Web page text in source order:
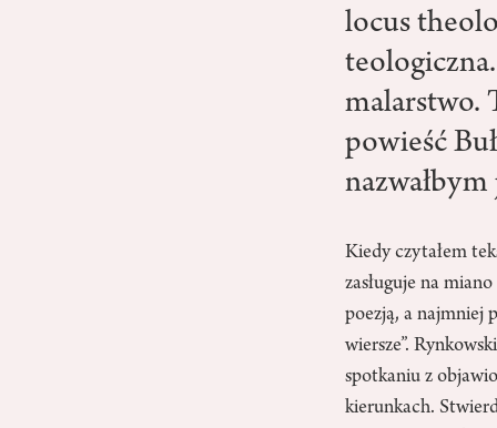
locus
malarstwo.
powieść
Kiedy czytałem
zasługuje na
poezją, a najmniej
wiersze”.
spotkaniu z
kierunkach.